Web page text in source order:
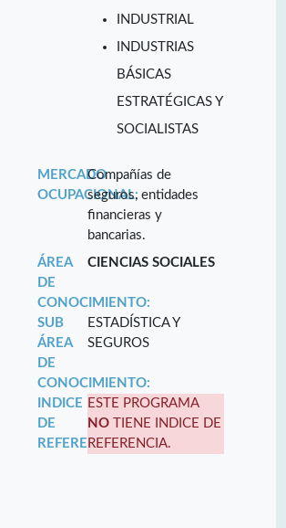
INDUSTRIAL
INDUSTRIAS
BÁSICAS
ESTRATÉGICAS Y
SOCIALISTAS
MERCADO
OCUPACIONAL:
Compañías de
seguros, entidades
financieras y
bancarias.
ÁREA
DE
CONOCIMIENTO:
CIENCIAS SOCIALES
SUB
ÁREA
DE
CONOCIMIENTO:
ESTADÍSTICA Y
SEGUROS
INDICE
DE
REFERENCIA:
ESTE PROGRAMA
NO TIENE INDICE DE
REFERENCIA.